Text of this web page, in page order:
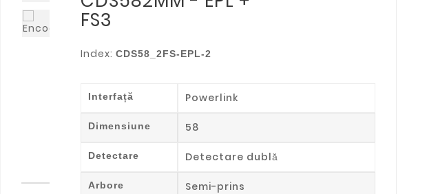
FS3
Index: CDS58_2FS-EPL-2
Interfață Powerlink
Dimensiune 58
Detectare Detectare dublă
Arbore Semi-prins